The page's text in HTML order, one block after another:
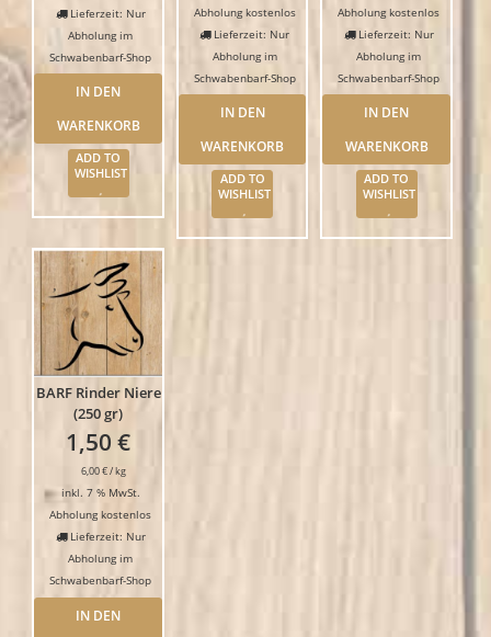
Lieferzeit: Nur
Abholung im
Schwabenbarf-Shop
IN DEN
WARENKORB
ADD TO
WISHLIST
Abholung kostenlos
Lieferzeit: Nur
Abholung im
Schwabenbarf-Shop
IN DEN
WARENKORB
ADD TO
WISHLIST
Abholung kostenlos
Lieferzeit: Nur
Abholung im
Schwabenbarf-Shop
IN DEN
WARENKORB
ADD TO
WISHLIST
BARF Rinder Niere
(250 gr)
1,50€
6,00€/kg
inkl. 7 % MwSt.
Abholung kostenlos
Lieferzeit: Nur
Abholung im
Schwabenbarf-Shop
IN DEN